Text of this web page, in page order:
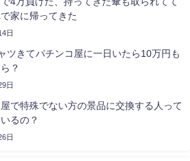
家に帰ってきた
日
ツきてパチンコ屋に一日いたら10万円も
？
日
で特殊でない方の景品に交換する人って
るの？
日